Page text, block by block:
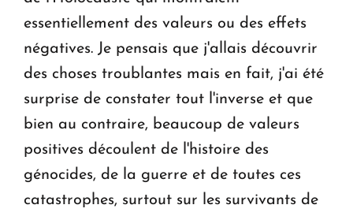
essentiellement des valeurs ou des effets
négatives. Je pensais que j'allais découvrir
des choses troublantes mais en fait, j'ai été
surprise de constater tout l'inverse et que
bien au contraire, beaucoup de valeurs
positives découlent de l'histoire des
génocides, de la guerre et de toutes ces
catastrophes, surtout sur les survivants de